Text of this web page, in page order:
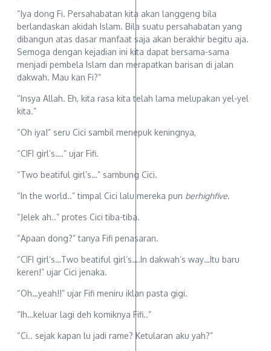
“Iya dong Fi. Persahabatan kita akan langgeng bila
berlandaskan akidah Islam. Bila suatu persahabatan yang
dibangun atas dasar manfaat saja akan berakhir begitu aja.
Semoga dengan kejadian ini kita dapat bersama-sama
menjadi pembela Islam dan merapatkan barisan di jalan
dakwah. Mau kan Fi?”
“Insya Allah. Eh, kita rasa kita telah lama melupakan yel-yel
kita.”
“Oh iya!” seru Cici sambil menepuk keningnya,
“CIFI girl’s….” ujar Fifi.
“Two beatiful girl’s…” sambung Cici.
“In the world..” timpal Cici lalu mereka pun berhighfive.
“Jelek ah..” protes Cici tiba-tiba.
“Apaan dong?” tanya Fifi penasaran.
“CIFI girl’s…Two beatiful girl’s….In dakwah’s way…Itu baru
keren!” ujar Cici jenaka.
“Oh…yeah!!” ujar Fifi meniru iklan pasta gigi.
“Ih…keluar lagi deh komiknya Fifi..”
“Ci.. sejak kapan lu jadi rame? Ketularan aku yah?”